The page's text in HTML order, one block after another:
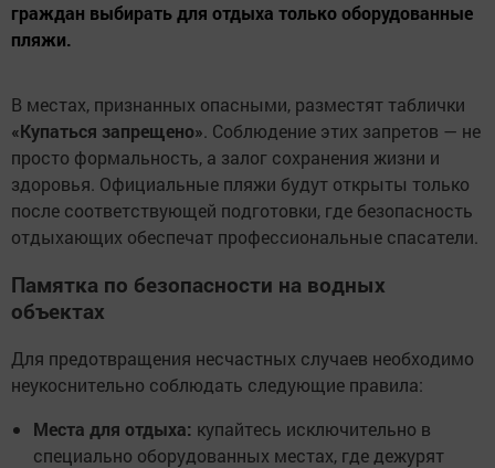
граждан выбирать для отдыха только оборудованные
пляжи.
В местах, признанных опасными, разместят таблички
«Купаться запрещено». Соблюдение этих запретов — не
просто формальность, а залог сохранения жизни и
здоровья. Официальные пляжи будут открыты только
после соответствующей подготовки, где безопасность
отдыхающих обеспечат профессиональные спасатели.
Памятка по безопасности на водных
объектах
Для предотвращения несчастных случаев необходимо
неукоснительно соблюдать следующие правила:
Места для отдыха: купайтесь исключительно в
специально оборудованных местах, где дежурят